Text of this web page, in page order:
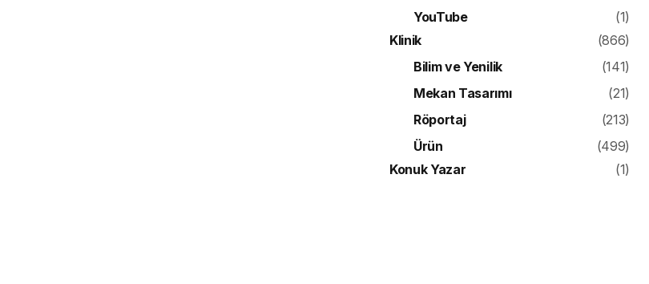
YouTube
(1)
Klinik
(866)
Bilim ve Yenilik
(141)
Mekan Tasarımı
(21)
Röportaj
(213)
Ürün
(499)
Konuk Yazar
(1)